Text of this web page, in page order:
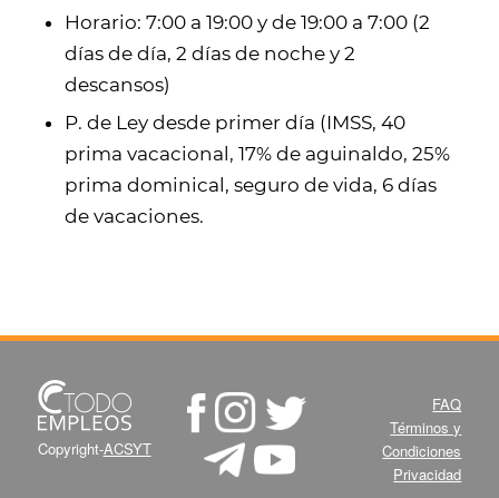
Horario: 7:00 a 19:00 y de 19:00 a 7:00 (2
días de día, 2 días de noche y 2
descansos)
P. de Ley desde primer día (IMSS, 40
prima vacacional, 17% de aguinaldo, 25%
prima dominical, seguro de vida, 6 días
de vacaciones.
Copyright-ACSYT
FAQ
Términos y
Condiciones
Privacidad